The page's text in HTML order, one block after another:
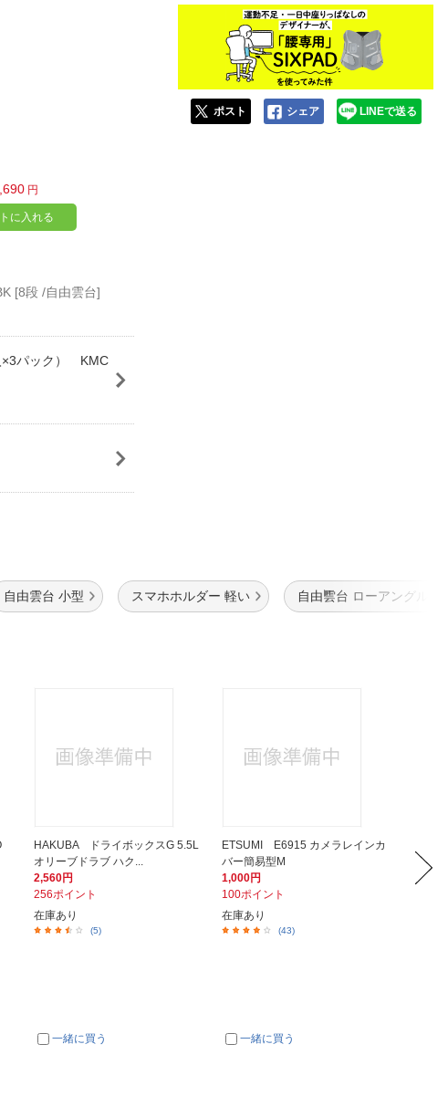
円
に入れる
[8段 /自由雲台]
×3パック） KMC
ポスト シェア LINEで送る
自由雲台 小型 スマホホルダー 軽い 自由雲台 ローアングル
HAKUBA ドライボックスG 5.5L
オリーブドラブ ハク...
2,560円
256ポイント
在庫あり
(5)
一緒に買う
ETSUMI E6915 カメラレインカ
バー簡易型M
1,000円
100ポイント
在庫あり
(43)
一緒に買う
ドラ
22,240